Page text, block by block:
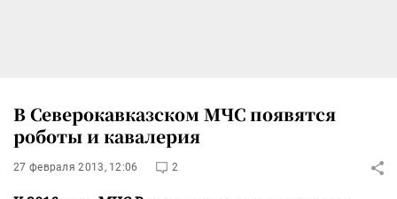
В Северокавказском МЧС появятся
роботы и кавалерия
27 февраля 2013, 12:06 2